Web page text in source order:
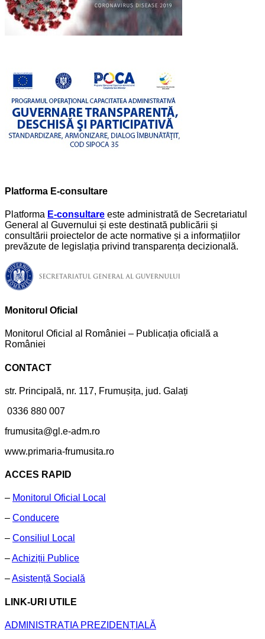
Platforma E-consultare
Platforma E-consultare este administrată de Secretariatul
General al Guvernului și este destinată publicării și
consultării proiectelor de acte normative și a informațiilor
prevăzute de legislația privind transparența decizională.
Monitorul Oficial
Monitorul Oficial al României – Publicația oficială a
României
CONTACT
str. Principală, nr. 117, Frumușița, jud. Galați
0336 880 007
frumusita@gl.e-adm.ro
www.primaria-frumusita.ro
ACCES RAPID
– Monitorul Oficial Local
– Conducere
– Consiliul Local
–Achiziții Publice
–Asistență Socială
LINK-URI UTILE
ADMINISTRAȚIA PREZIDENȚIALĂ